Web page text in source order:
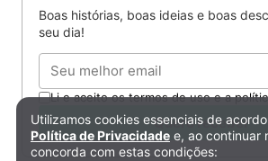
Boas histórias, boas ideias e boas
seu dia!
Email
Li e aceito os termos de uso e a
Quero receber
Política de Privacidade e Cookies
Utilizamos cookies essenciais de
Política de Privacidade e, ao continuar
concorda com estas condições: